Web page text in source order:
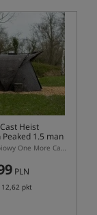
Heist
1.5 man
Namiot karpiowy One More Cast Heist 1.5 Man Splash Camo
PLN
12,62 pkt